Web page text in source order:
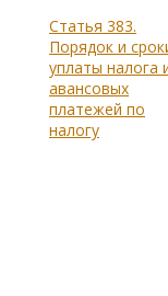
Статья 383.
Порядок и
уплаты налога
авансовых
платежей по
налогу